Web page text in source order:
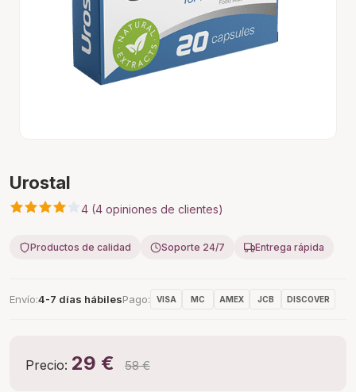
Urostal
4 (4 opiniones de clientes)
Productos de calidad Soporte 24/7 Entrega rápida
Envío 4-7 días hábilesPago VISA MC AMEX JCB DISCOVER
Precio: 29 € 58 €